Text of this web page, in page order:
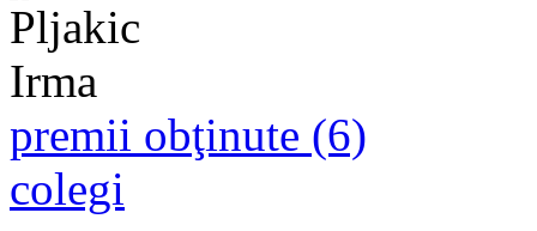
premii obţinute (6)
colegi